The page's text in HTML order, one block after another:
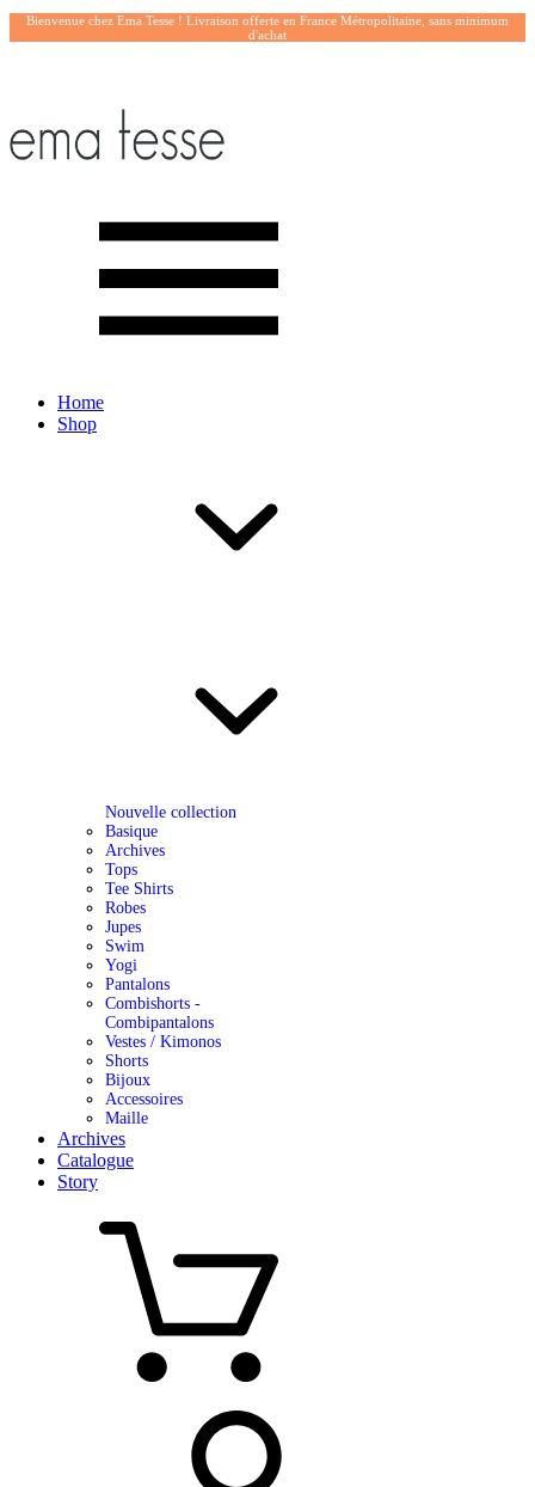
Bienvenue chez Ema Tesse ! Livraison offerte en France Métropolitaine, sans minimum
d'achat
Home
Shop
Nouvelle collection
Basique
Archives
Tops
Tee Shirts
Robes
Jupes
Swim
Yogi
Pantalons
Combishorts -
Combipantalons
Vestes / Kimonos
Shorts
Bijoux
Accessoires
Maille
Archives
Catalogue
Story